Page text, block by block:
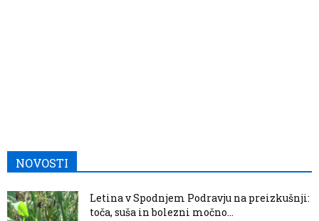
NOVOSTI
Letina v Spodnjem Podravju na preizkušnji:
toča, suša in bolezni močno...